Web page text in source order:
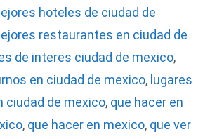
hoteles de ciudad de
restaurantes en ciudad de
de interes ciudad de mexico,
en ciudad de mexico, lugares
ciudad de mexico, que hacer en
, que hacer en mexico, que ver